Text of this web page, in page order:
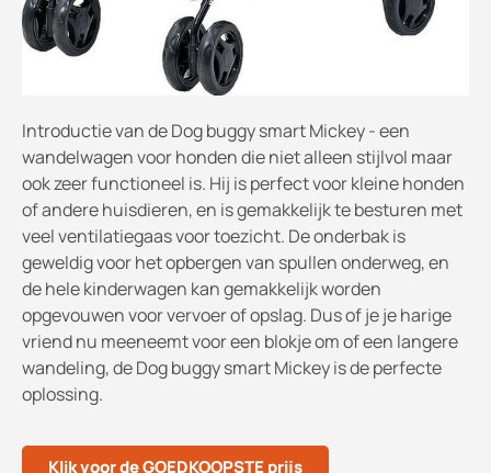
Introductie van de Dog buggy smart Mickey - een
wandelwagen voor honden die niet alleen stijlvol maar
ook zeer functioneel is. Hij is perfect voor kleine honden
of andere huisdieren, en is gemakkelijk te besturen met
veel ventilatiegaas voor toezicht. De onderbak is
geweldig voor het opbergen van spullen onderweg, en
de hele kinderwagen kan gemakkelijk worden
opgevouwen voor vervoer of opslag. Dus of je je harige
vriend nu meeneemt voor een blokje om of een langere
wandeling, de Dog buggy smart Mickey is de perfecte
oplossing.
Klik voor de GOEDKOOPSTE prijs